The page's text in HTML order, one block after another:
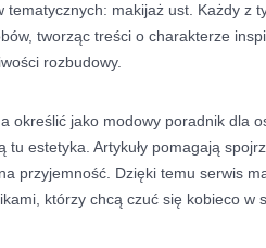
tematycznych: makijaż ust. Każdy z
tworząc treści o charakterze
rozbudowy.
określić jako modowy poradnik dla
tu estetyka. Artykuły pomagają
przyjemność. Dzięki temu serwis
którzy chcą czuć się kobieco w